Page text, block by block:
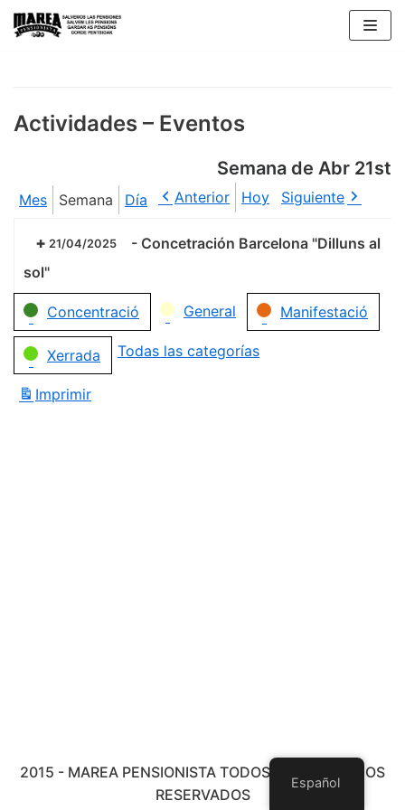
Saltar
Actividades – Eventos
Semana de Abr 21st
Mes Semana Día Anterior Hoy Siguiente
21/04/2025 - Concetración Barcelona "Dilluns al
sol"
Categorías
Concentració General Manifestació
Xerrada Todas las categorías
Imprimir
2015 - MAREA PENSIONISTA TODOS LOS DERECHOS
RESERVADOS
Español